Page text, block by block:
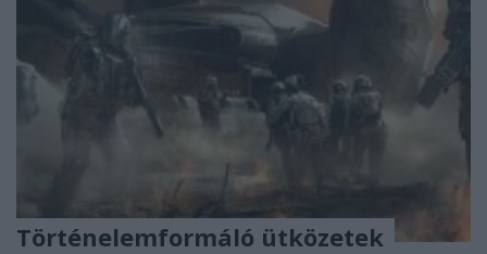
Történelemformáló ütközetek